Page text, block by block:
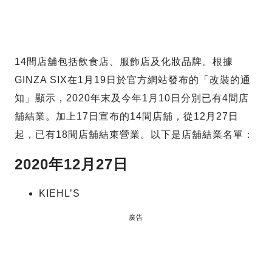
14間店舖包括飲食店、服飾店及化妝品牌。根據
GINZA SIX在1月19日於官方網站發布的「改裝的通
知」顯示，2020年末及今年1月10日分別已有4間店
舖結業。加上17日宣布的14間店舖，從12月27日
起，已有18間店舖結束營業。以下是店舖結業名單：
2020年12月27日
KIEHL’S
廣告